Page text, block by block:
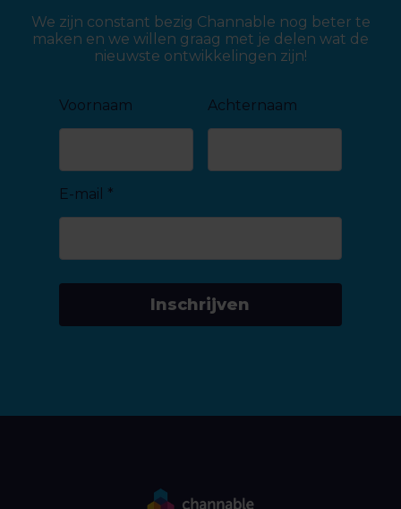
We zijn constant bezig Channable nog beter te
maken en we willen graag met je delen wat de
nieuwste ontwikkelingen zijn!
Voornaam Achternaam
E-mail *
Inschrijven